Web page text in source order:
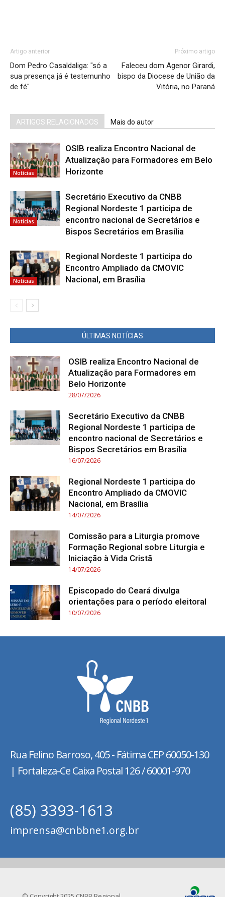
Artigo anterior
Dom Pedro Casaldaliga: "só a
sua presença já é testemunho
de fé"
Próximo artigo
Faleceu dom Agenor Girardi,
bispo da Diocese de União da
Vitória, no Paraná
ARTIGOS RELACIONADOS Mais do autor
Notícias
OSIB realiza Encontro Nacional de
Atualização para Formadores em Belo
Horizonte
Notícias
Secretário Executivo da CNBB
Regional Nordeste 1 participa de
encontro nacional de Secretários e
Bispos Secretários em Brasília
Notícias
Regional Nordeste 1 participa do
Encontro Ampliado da CMOVIC
Nacional, em Brasília
ÚLTIMAS NOTÍCIAS
OSIB realiza Encontro Nacional de
Atualização para Formadores em
Belo Horizonte
28/07/2026
Secretário Executivo da CNBB
Regional Nordeste 1 participa de
encontro nacional de Secretários e
Bispos Secretários em Brasília
16/07/2026
Regional Nordeste 1 participa do
Encontro Ampliado da CMOVIC
Nacional, em Brasília
14/07/2026
Comissão para a Liturgia promove
Formação Regional sobre Liturgia e
Iniciação à Vida Cristã
14/07/2026
Episcopado do Ceará divulga
orientações para o período eleitoral
10/07/2026
Rua Felino Barroso, 405 - FátimaCEP 60050-130
| Fortaleza-Ce Caixa Postal 126 / 60001-970
(85) 3393-1613
imprensa@cnbbne1.org.br